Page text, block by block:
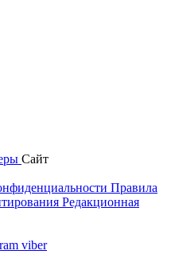
Сайт
Правила
Редакционная
viber